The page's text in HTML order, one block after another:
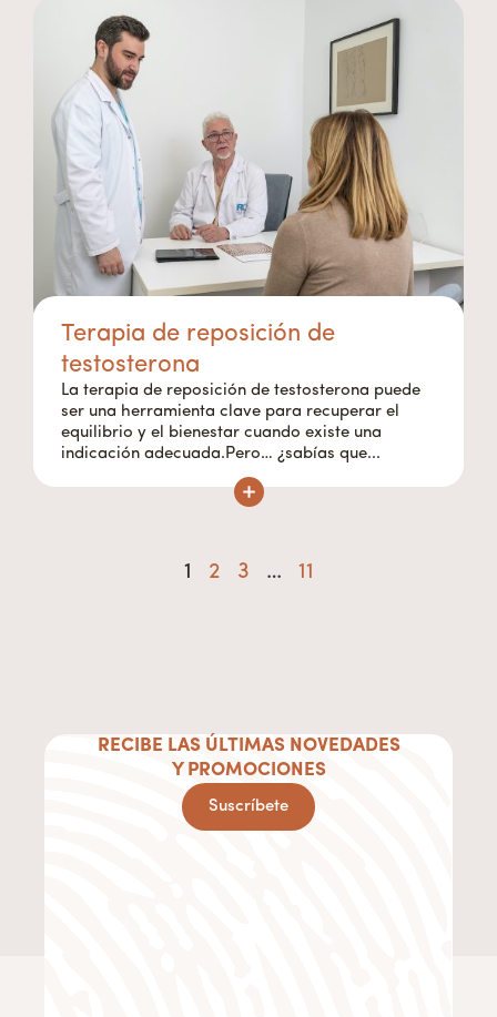
Terapia de reposición de
testosterona
La terapia de reposición de testosterona puede
ser una herramienta clave para recuperar el
equilibrio y el bienestar cuando existe una
indicación adecuada.Pero… ¿sabías que...
1 2 3 … 11
RECIBE LAS ÚLTIMAS NOVEDADES
Y PROMOCIONES
Suscríbete